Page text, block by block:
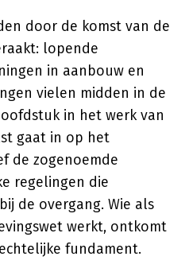
door de komst van de
lopende
in aanbouw en
vielen midden in de
in het werk van
gaat in op het
de zogenoemde
regelingen die
de overgang. Wie als
werkt, ontkomt
fundament.